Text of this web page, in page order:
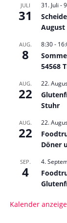
JULI
31
31. Juli -
August
AUG.
8
8:30-
54568
AUG.
22
22.
Stuhr
AUG.
22
22.
Döner
SEP.
4
4.
Kalender